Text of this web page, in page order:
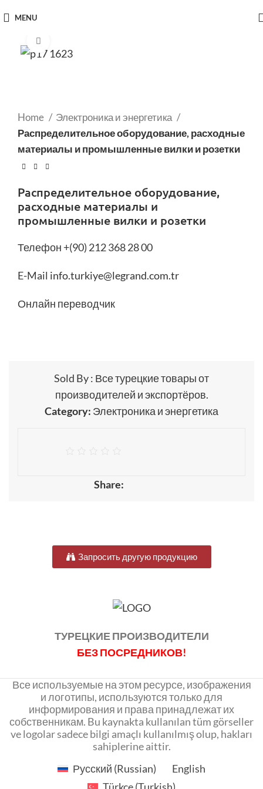
MENU
Home
Электроника и энергетика
Распределительное оборудование, расходные
материалы и промышленные вилки и розетки
Распределительное оборудование,
расходные материалы и
промышленные вилки и розетки
Телефон +(90) 212 368 28 00
E-Mail info.turkiye@legrand.com.tr
Онлайн переводчик
Sold By : Все турецкие товары от
производителей и экспортёров.
Category: Электроника и энергетика
Share:
Запросить другую продукцию
ТУРЕЦКИЕ ПРОИЗВОДИТЕЛИ
БЕЗ ПОСРЕДНИКОВ!
Все используемые на этом ресурсе, изображения
и логотипы, используются только для
информирования и права принадлежат их
собственникам. Bu kaynakta kullanılan tüm görseller
ve logolar sadece bilgi amaçlı kullanılmış olup, hakları
sahiplerine aittir.
Русский (Russian)
English